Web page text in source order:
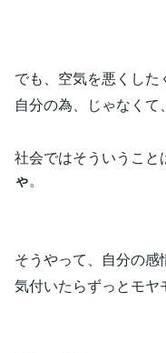
でも、空気を悪くした
自分の為、じゃなくて
社会ではそういうこと
ゃ。
そうやって、自分の感
気付いたらずっとモヤ